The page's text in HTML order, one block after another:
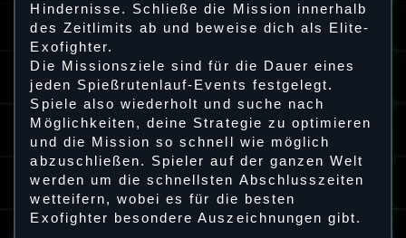
Hindernisse. Schließe die Mission innerhalb
des Zeitlimits ab und beweise dich als Elite-
Exofighter.
Die Missionsziele sind für die Dauer eines
jeden Spießrutenlauf-Events festgelegt.
Spiele also wiederholt und suche nach
Möglichkeiten, deine Strategie zu optimieren
und die Mission so schnell wie möglich
abzuschließen. Spieler auf der ganzen Welt
werden um die schnellsten Abschlusszeiten
wetteifern, wobei es für die besten
Exofighter besondere Auszeichnungen gibt.